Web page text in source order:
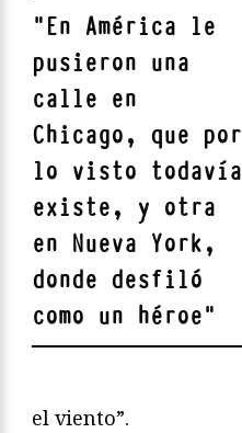
"En América le
pusieron una
calle en
Chicago, que por
lo visto todavía
existe, y otra
en Nueva York,
donde desfiló
como un héroe"
el viento”.